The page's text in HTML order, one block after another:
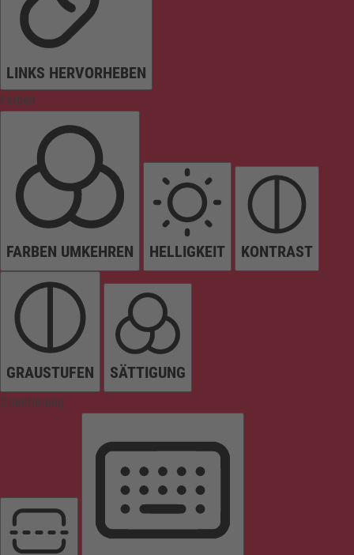
LINKS HERVORHEBEN
Farben
FARBEN UMKEHREN HELLIGKEIT KONTRAST
GRAUSTUFEN SÄTTIGUNG
Orientierung